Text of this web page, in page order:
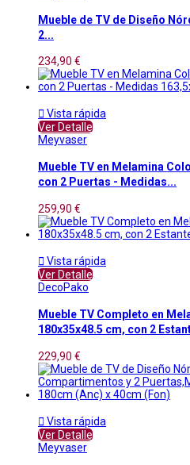
Mueble de TV de Diseño
2...
234,90 €
 Vista rápida
Ver Detalle
Meyvaser
Mueble TV en Melamina
con 2 Puertas - Medidas...
259,90 €
 Vista rápida
Ver Detalle
DecoPako
Mueble TV Completo en
180x35x48.5 cm, con 2
229,90 €
 Vista rápida
Ver Detalle
Meyvaser